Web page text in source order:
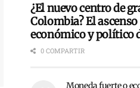
¿El nuevo centro de
Colombia? El ascenso
económico y político
0 COMPARTIR
Moneda fuerte o